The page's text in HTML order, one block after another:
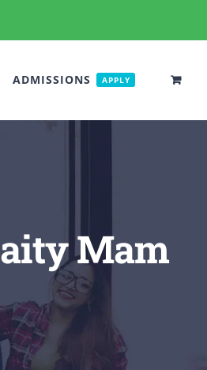
ADMISSIONS APPLY
Mam